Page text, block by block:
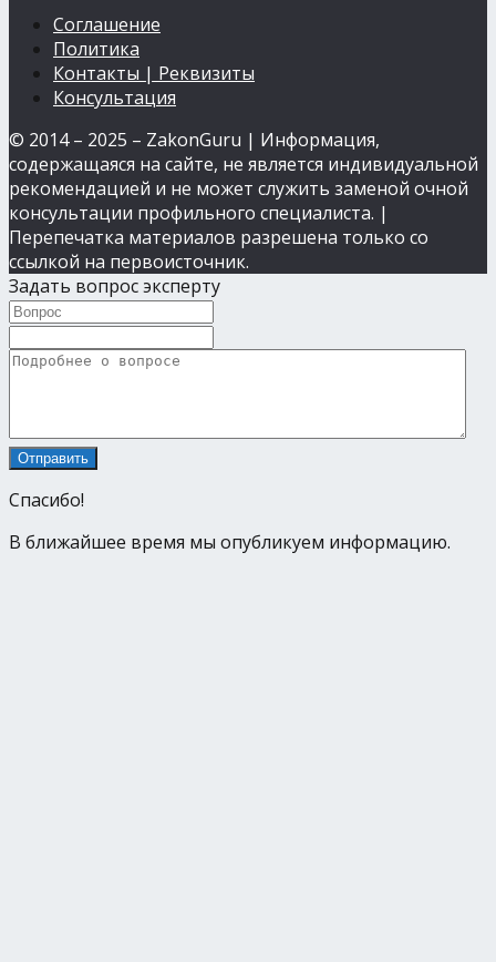
Соглашение
Политика
Контакты | Реквизиты
Консультация
© 2014 – 2025 – ZakonGuru | Информация,
содержащаяся на сайте, не является индивидуальной
рекомендацией и не может служить заменой очной
консультации профильного специалиста. |
Перепечатка материалов разрешена только со
ссылкой на первоисточник.
Задать вопрос эксперту
Спасибо!
В ближайшее время мы опубликуем информацию.